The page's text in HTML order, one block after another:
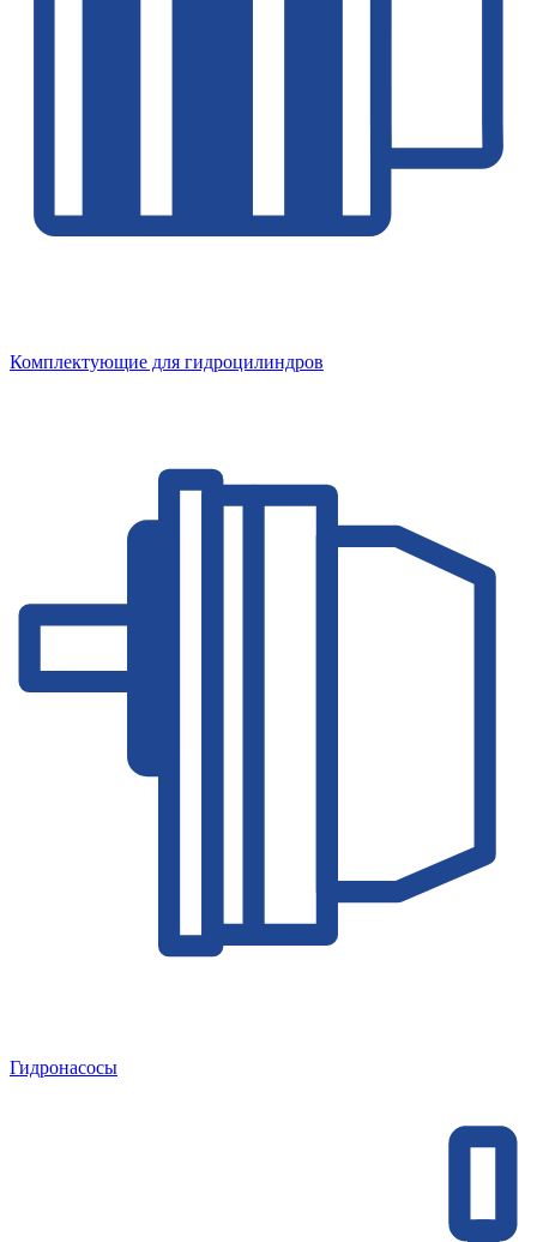
Комплектующие для гидроцилиндров
Гидронасосы